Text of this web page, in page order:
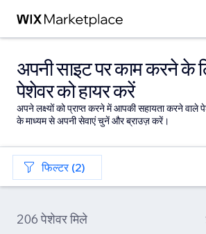
अपनी साइट पर काम करने के
पेशेवर को हायर करें
अपने लक्ष्यों को प्राप्त करने में आपकी सहायता करने वाले
के माध्यम से अपनी सेवाएं चुनें और ब्राउज़ करें।
फिल्टर (2)
206 पेशेवर मिले